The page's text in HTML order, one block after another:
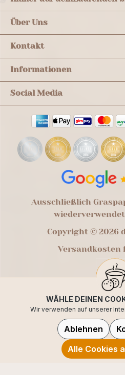
Über Uns
Kontakt
Informationen
Social Media
Ausschließlich
Copyright © 2026
Versandkosten
WÄHLE DEINEN
Wir verwenden auf unserer
Ablehnen
Alle Cookies